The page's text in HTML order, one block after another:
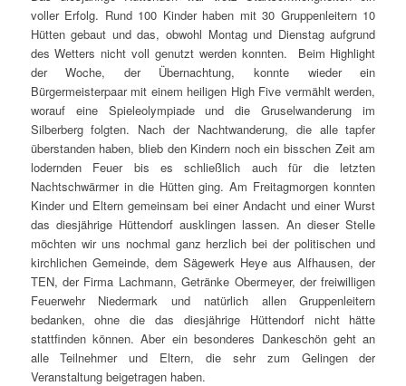
voller Erfolg. Rund 100 Kinder haben mit 30 Gruppenleitern 10
Hütten gebaut und das, obwohl Montag und Dienstag aufgrund
des Wetters nicht voll genutzt werden konnten. Beim Highlight
der Woche, der Übernachtung, konnte wieder ein
Bürgermeisterpaar mit einem heiligen High Five vermählt werden,
worauf eine Spieleolympiade und die Gruselwanderung im
Silberberg folgten. Nach der Nachtwanderung, die alle tapfer
überstanden haben, blieb den Kindern noch ein bisschen Zeit am
lodernden Feuer bis es schließlich auch für die letzten
Nachtschwärmer in die Hütten ging. Am Freitagmorgen konnten
Kinder und Eltern gemeinsam bei einer Andacht und einer Wurst
das diesjährige Hüttendorf ausklingen lassen. An dieser Stelle
möchten wir uns nochmal ganz herzlich bei der politischen und
kirchlichen Gemeinde, dem Sägewerk Heye aus Alfhausen, der
TEN, der Firma Lachmann, Getränke Obermeyer, der freiwilligen
Feuerwehr Niedermark und natürlich allen Gruppenleitern
bedanken, ohne die das diesjährige Hüttendorf nicht hätte
stattfinden können. Aber ein besonderes Dankeschön geht an
alle Teilnehmer und Eltern, die sehr zum Gelingen der
Veranstaltung beigetragen haben.